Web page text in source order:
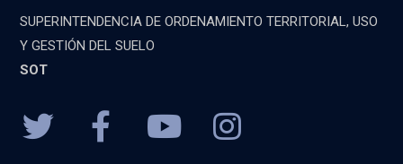
SUPERINTENDENCIA DE ORDENAMIENTO TERRITORIAL, USO
Y GESTIÓN DEL SUELO
SOT